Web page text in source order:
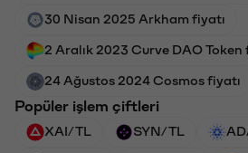
30 Nisan 2025 Arkham fiyatı
2 Aralık 2023 Curve DAO Token
24 Ağustos 2024 Cosmos fiyatı
Popüler işlem çiftleri
XAI/TL SYN/TL